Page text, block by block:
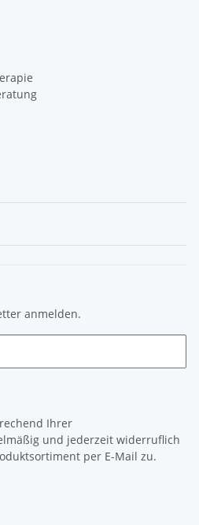
anmelden.
Ihrer
und jederzeit widerruflich
per E-Mail zu.